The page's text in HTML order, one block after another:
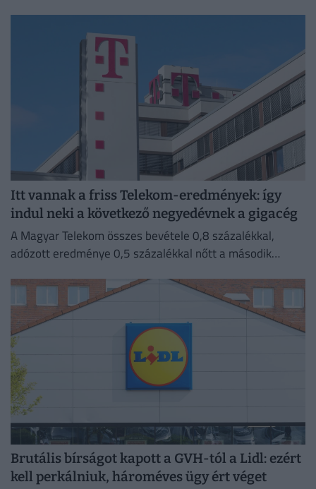
Itt vannak a friss Telekom-eredmények: így
indul neki a következő negyedévnek a gigacég
A Magyar Telekom összes bevétele 0,8 százalékkal,
adózott eredménye 0,5 százalékkal nőtt a második
Brutális bírságot kapott a GVH-tól a Lidl: ezért
kell perkálniuk, hároméves ügy ért véget